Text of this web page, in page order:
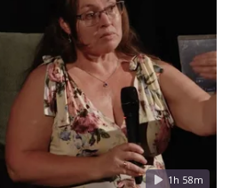
1h 58m